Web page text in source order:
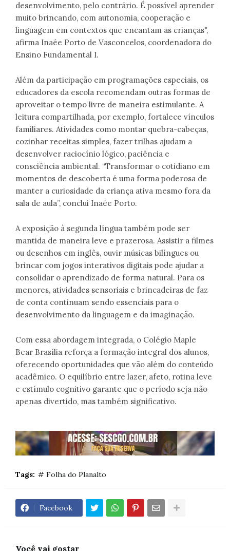
desenvolvimento, pelo contrário. É possível aprender
muito brincando, com autonomia, cooperação e
linguagem em contextos que encantam as crianças",
afirma Inaée Porto de Vasconcelos, coordenadora do
Ensino Fundamental I.
Além da participação em programações especiais, os
educadores da escola recomendam outras formas de
aproveitar o tempo livre de maneira estimulante. A
leitura compartilhada, por exemplo, fortalece vínculos
familiares. Atividades como montar quebra-cabeças,
cozinhar receitas simples, fazer trilhas ajudam a
desenvolver raciocínio lógico, paciência e
consciência ambiental. “Transformar o cotidiano em
momentos de descoberta é uma forma poderosa de
manter a curiosidade da criança ativa mesmo fora da
sala de aula”, conclui Inaée Porto.
A exposição à segunda língua também pode ser
mantida de maneira leve e prazerosa. Assistir a filmes
ou desenhos em inglês, ouvir músicas bilíngues ou
brincar com jogos interativos digitais pode ajudar a
consolidar o aprendizado de forma natural. Para os
menores, atividades sensoriais e brincadeiras de faz
de conta continuam sendo essenciais para o
desenvolvimento da linguagem e da imaginação.
Com essa abordagem integrada, o Colégio Maple
Bear Brasília reforça a formação integral dos alunos,
oferecendo oportunidades que vão além do conteúdo
acadêmico. O equilíbrio entre lazer, afeto, rotina leve
e estímulo cognitivo garante que o período seja não
apenas divertido, mas também significativo.
Tags: # Folha do Planalto
Facebook
Você vai gostar